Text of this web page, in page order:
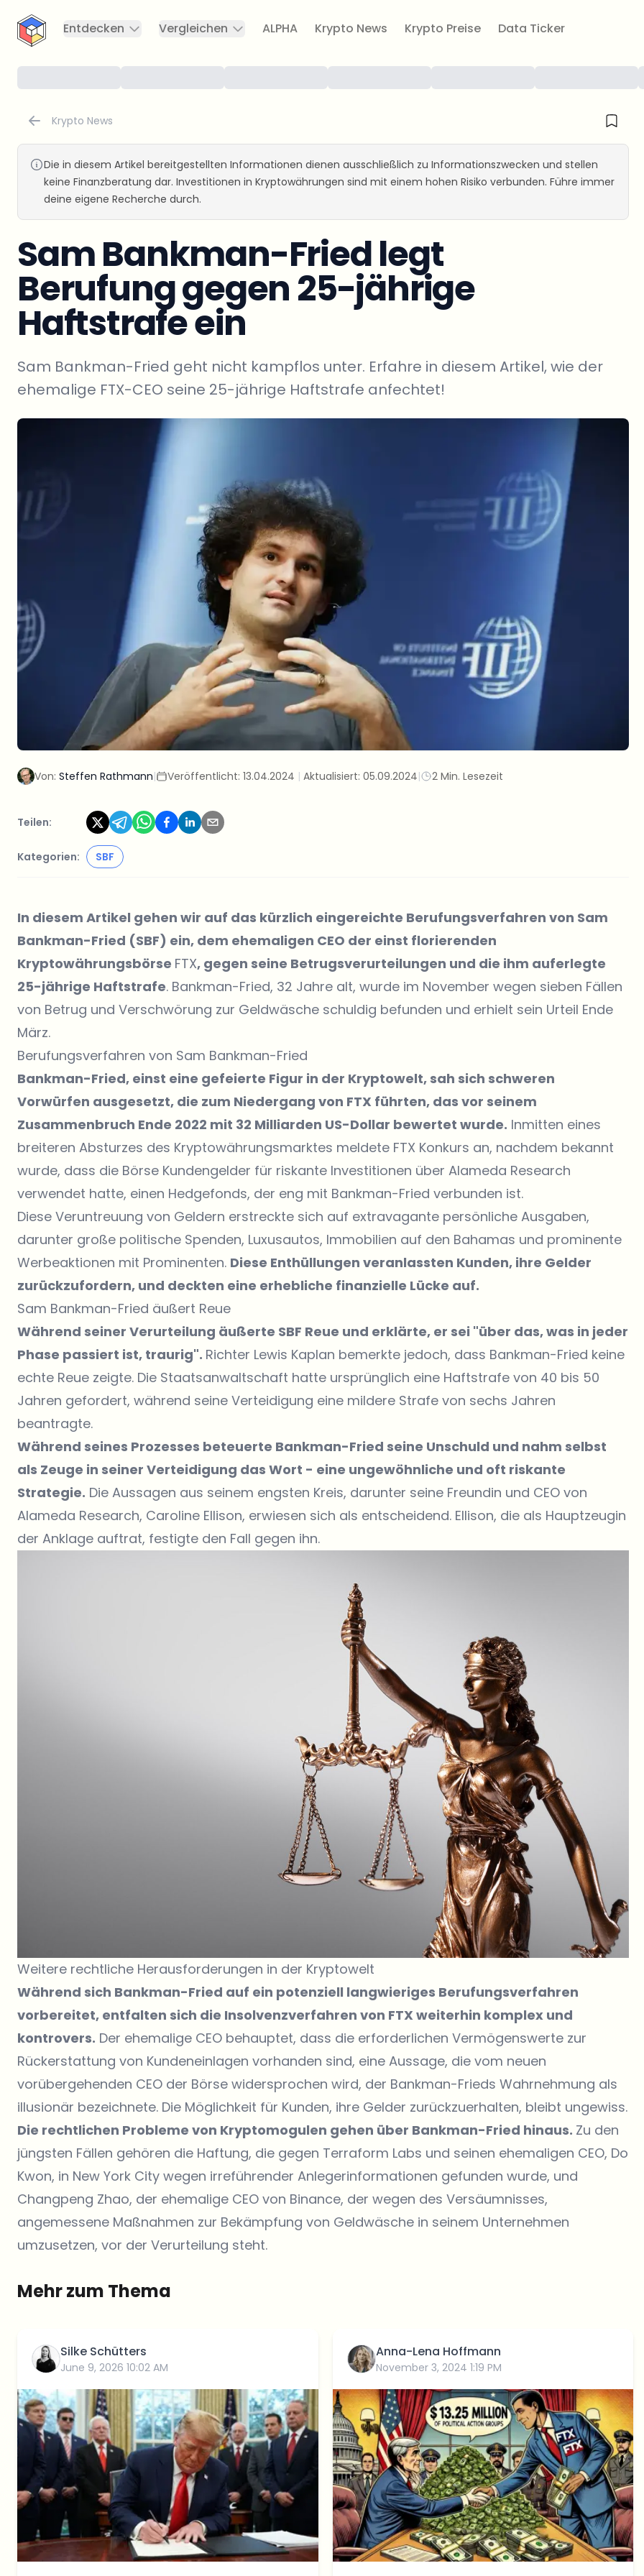
CryptoTicker
Entdecken
Vergleichen ALPHA Krypto News Krypto Preise Data Ticker
Krypto News
Die in diesem Artikel bereitgestellten Informationen dienen ausschließlich zu Informationszwecken und stellen
keine Finanzberatung dar. Investitionen in Kryptowährungen sind mit einem hohen Risiko verbunden. Führe immer
deine eigene Recherche durch.
Sam Bankman-Fried legt
Berufung gegen 25-jährige
Haftstrafe ein
Sam Bankman-Fried geht nicht kampflos unter. Erfahre in diesem Artikel, wie der
ehemalige FTX-CEO seine 25-jährige Haftstrafe anfechtet!
Von: Steffen Rathmann| Veröffentlicht: 13.04.2024 | Aktualisiert: 05.09.2024| 2 Min. Lesezeit
Teilen:
Kategorien: SBF
In diesem Artikel gehen wir auf das kürzlich eingereichte Berufungsverfahren von Sam
Bankman-Fried (SBF) ein, dem ehemaligen CEO der einst florierenden
Kryptowährungsbörse FTX, gegen seine Betrugsverurteilungen und die ihm auferlegte
25-jährige Haftstrafe. Bankman-Fried, 32 Jahre alt, wurde im November wegen sieben Fällen
von Betrug und Verschwörung zur Geldwäsche schuldig befunden und erhielt sein Urteil Ende
März.
Berufungsverfahren von Sam Bankman-Fried
Bankman-Fried, einst eine gefeierte Figur in der Kryptowelt, sah sich schweren
Vorwürfen ausgesetzt, die zum Niedergang von FTX führten, das vor seinem
Zusammenbruch Ende 2022 mit 32 Milliarden US-Dollar bewertet wurde. Inmitten eines
breiteren Absturzes des Kryptowährungsmarktes meldete FTX Konkurs an, nachdem bekannt
wurde, dass die Börse Kundengelder für riskante Investitionen über Alameda Research
verwendet hatte, einen Hedgefonds, der eng mit Bankman-Fried verbunden ist.
Diese Veruntreuung von Geldern erstreckte sich auf extravagante persönliche Ausgaben,
darunter große politische Spenden, Luxusautos, Immobilien auf den Bahamas und prominente
Werbeaktionen mit Prominenten. Diese Enthüllungen veranlassten Kunden, ihre Gelder
zurückzufordern, und deckten eine erhebliche finanzielle Lücke auf.
Sam Bankman-Fried äußert Reue
Während seiner Verurteilung äußerte SBF Reue und erklärte, er sei "über das, was in jeder
Phase passiert ist, traurig". Richter Lewis Kaplan bemerkte jedoch, dass Bankman-Fried keine
echte Reue zeigte. Die Staatsanwaltschaft hatte ursprünglich eine Haftstrafe von 40 bis 50
Jahren gefordert, während seine Verteidigung eine mildere Strafe von sechs Jahren
beantragte.
Während seines Prozesses beteuerte Bankman-Fried seine Unschuld und nahm selbst
als Zeuge in seiner Verteidigung das Wort - eine ungewöhnliche und oft riskante
Strategie. Die Aussagen aus seinem engsten Kreis, darunter seine Freundin und CEO von
Alameda Research, Caroline Ellison, erwiesen sich als entscheidend. Ellison, die als Hauptzeugin
der Anklage auftrat, festigte den Fall gegen ihn.
Weitere rechtliche Herausforderungen in der Kryptowelt
Während sich Bankman-Fried auf ein potenziell langwieriges Berufungsverfahren
vorbereitet, entfalten sich die Insolvenzverfahren von FTX weiterhin komplex und
kontrovers. Der ehemalige CEO behauptet, dass die erforderlichen Vermögenswerte zur
Rückerstattung von Kundeneinlagen vorhanden sind, eine Aussage, die vom neuen
vorübergehenden CEO der Börse widersprochen wird, der Bankman-Frieds Wahrnehmung als
illusionär bezeichnete. Die Möglichkeit für Kunden, ihre Gelder zurückzuerhalten, bleibt ungewiss.
Die rechtlichen Probleme von Kryptomogulen gehen über Bankman-Fried hinaus. Zu den
jüngsten Fällen gehören die Haftung, die gegen Terraform Labs und seinen ehemaligen CEO, Do
Kwon, in New York City wegen irreführender Anlegerinformationen gefunden wurde, und
Changpeng Zhao, der ehemalige CEO von Binance, der wegen des Versäumnisses,
angemessene Maßnahmen zur Bekämpfung von Geldwäsche in seinem Unternehmen
umzusetzen, vor der Verurteilung steht.
Mehr zum Thema
Silke Schütters
June 9, 2026 10:02 AM
Anna-Lena Hoffmann
November 3, 2024 1:19 PM